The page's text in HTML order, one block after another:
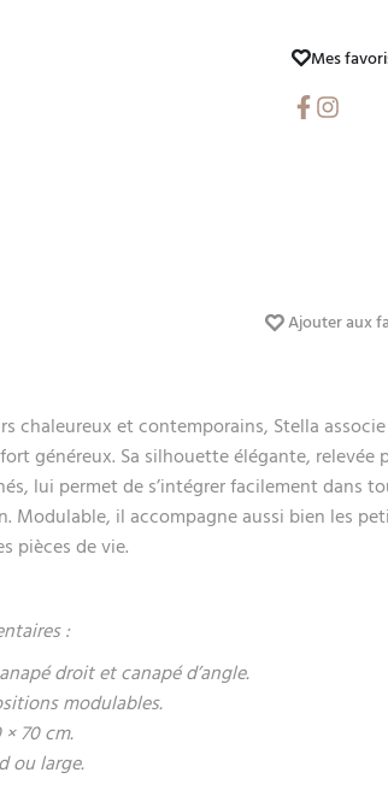
Mes
Facebook
Instagram
Ajouter aux
chaleureux et contemporains, Stella
généreux. Sa silhouette élégante, relevée
lui permet de s’intégrer facilement dans
Modulable, il accompagne aussi bien les
pièces de vie.
:
droit et canapé d’angle.
modulables.
70 cm.
ou large.